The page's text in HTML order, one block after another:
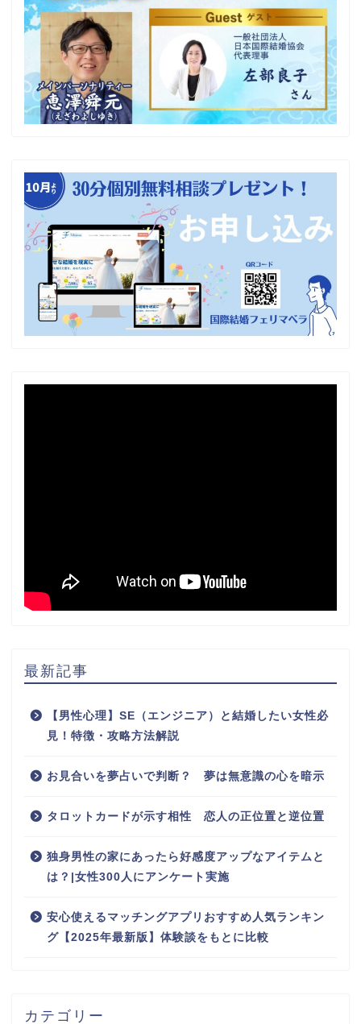
最新記事
【男性心理】SE（エンジニア）と結婚したい女性必
見！特徴・攻略方法解説
お見合いを夢占いで判断？ 夢は無意識の心を暗示
タロットカードが示す相性 恋人の正位置と逆位置
独身男性の家にあったら好感度アップなアイテムと
は？|女性300人にアンケート実施
安心使えるマッチングアプリおすすめ人気ランキン
グ【2025年最新版】体験談をもとに比較
カテゴリー